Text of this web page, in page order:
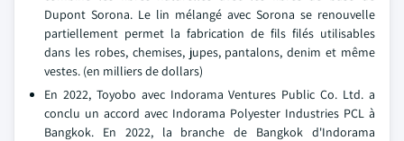
Dupont Sorona. Le lin mélangé avec Sorona se renouvelle
partiellement permet la fabrication de fils filés utilisables
dans les robes, chemises, jupes, pantalons, denim et même
vestes. (en milliers de dollars)
En 2022, Toyobo avec Indorama Ventures Public Co. Ltd. a
conclu un accord avec Indorama Polyester Industries PCL à
Bangkok. En 2022, la branche de Bangkok d'Indorama